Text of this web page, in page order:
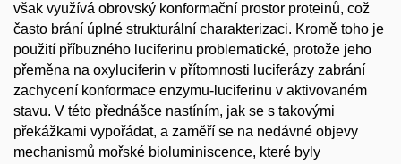
však využívá obrovský konformační prostor proteinů, což
často brání úplné strukturální charakterizaci. Kromě toho je
použití příbuzného luciferinu problematické, protože jeho
přeměna na oxyluciferin v přítomnosti luciferázy zabrání
zachycení konformace enzymu-luciferinu v aktivovaném
stavu. V této přednášce nastíním, jak se s takovými
překážkami vypořádat, a zaměří se na nedávné objevy
mechanismů mořské bioluminiscence, které byly